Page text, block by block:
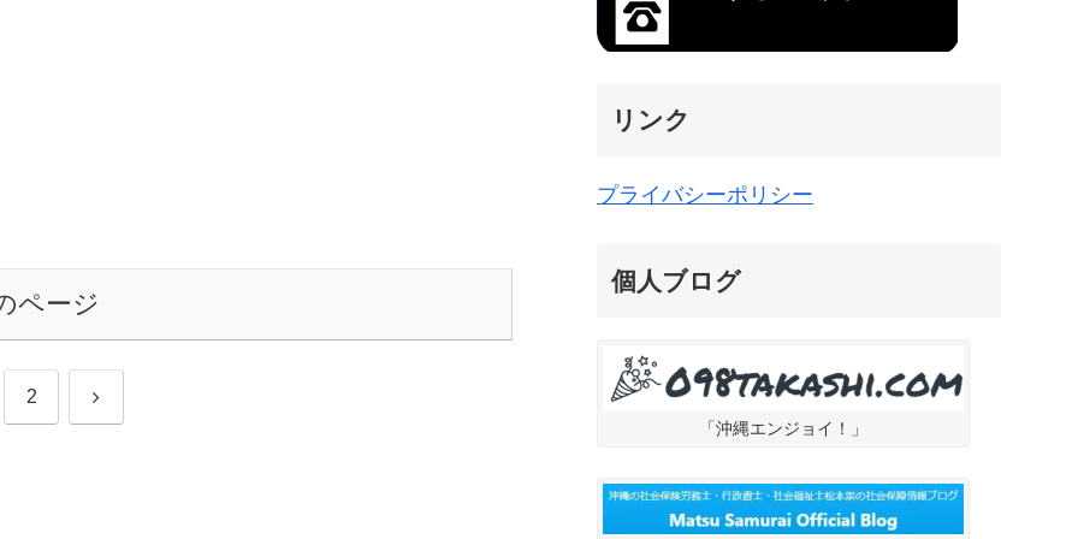
ページ
2 次
リンク
プライバシーポリシー
個人ブログ
「沖縄エンジョイ！」